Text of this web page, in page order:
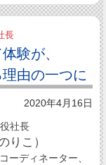
長
験が、
由の一つに
2020年4月16日
社長
こ）
ーディネーター、